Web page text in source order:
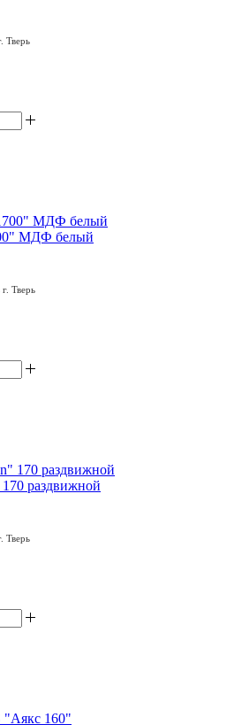
Тверь
МДФ белый
Тверь
раздвижной
Тверь